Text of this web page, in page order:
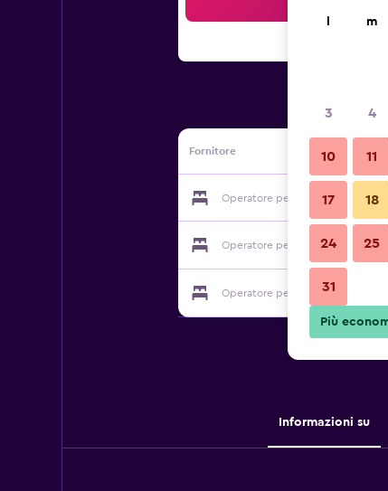
Fornitore
Operatore per Les Victorines du
Operatore per Les Victorines du
Operatore per Les Victorines du
Informazioni su
m
3 4
10 11
17 18
24 25
31
Più